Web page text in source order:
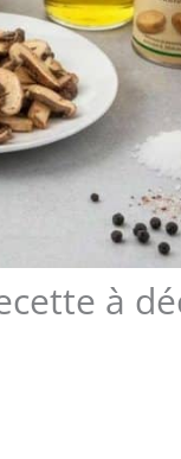
à